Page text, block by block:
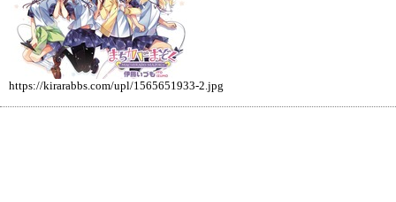
https://kirarabbs.com/upl/1565651933-2.jpg